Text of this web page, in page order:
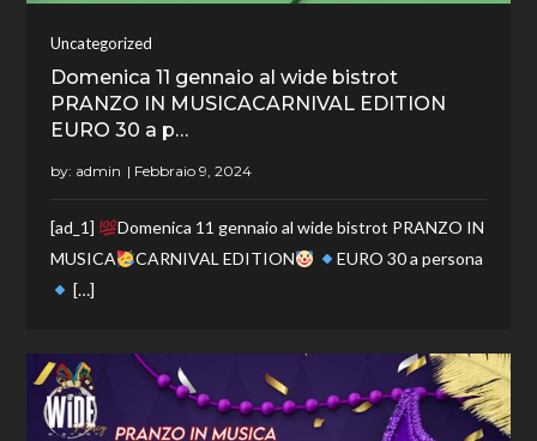
Uncategorized
Domenica 11 gennaio al wide bistrot
PRANZO IN MUSICACARNIVAL EDITION
EURO 30 a p…
by: admin
[ad_1]
Domenica 11 gennaio al wide bistrot PRANZO IN
MUSICA
CARNIVAL EDITION
EURO 30 a persona
[…]